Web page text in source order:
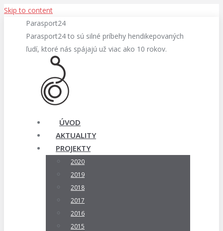
Skip to content
Parasport24
Parasport24 to sú silné príbehy hendikepovaných
ľudí, ktoré nás spájajú už viac ako 10 rokov.
ÚVOD
AKTUALITY
PROJEKTY
2020
2019
2018
2017
2016
2015